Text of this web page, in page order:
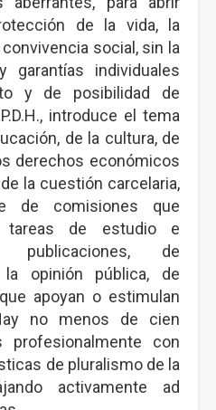
de la vida, la
social, sin la
individuales
y de posibilidad de
introduce el tema
de la cultura, de
derechos económicos
la cuestión carcelaria,
de comisiones que
de estudio e
publicaciones, de
opinión pública, de
apoyan o estimulan
no menos de cien
profesionalmente con
de pluralismo de la
activamente ad